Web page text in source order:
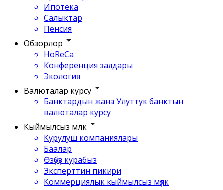
Ипотека
Салыктар
Пенсия
Обзорлор
HoReCa
Конференция залдары
Экология
Валюталар курсу
Банктардын жана Улуттук банктын
валюталар курсу
Кыймылсыз мүлк
Курулуш компаниялары
Баалар
Өзүбүз курабыз
Эксперттин пикири
Коммерциялык кыймылсыз мүлк